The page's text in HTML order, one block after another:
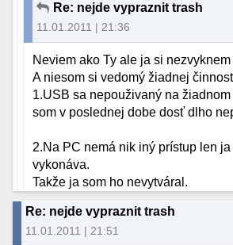
Re: nejde vypraznit trash
11.01.2011 | 21:36
Neviem ako Ty ale ja si
A niesom si vedomý žiadnej
1.USB sa nepouživaný na
som v poslednej dobe dosť dlho
2.Na PC nemá nik iný prístup len
vykonáva.
Takže ja som ho nevytváral.
Re: nejde vypraznit trash
11.01.2011 | 21:51